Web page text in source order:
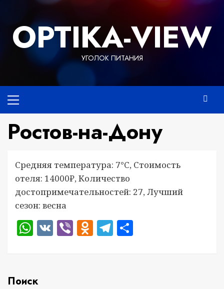
содержимому
OPTIKA-VIEW
УГОЛОК ПИТАНИЯ
меню
Ростов-на-Дону
Средняя температура: 7°C, Стоимость
отеля: 14000₽, Количество
достопримечательностей: 27, Лучший
сезон: весна
WhatsApp
VKViberOdnoklassniki
Telegram
Поиск